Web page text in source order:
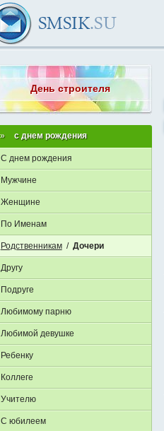
День строителя
с днем рождения
С днем рождения
Мужчине
Женщине
По Именам
Родственникам/ Дочери
Другу
Подруге
Любимому парню
Любимой девушке
Ребенку
Коллеге
Учителю
С юбилеем